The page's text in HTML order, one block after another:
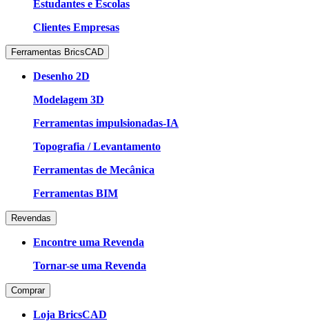
Estudantes e Escolas
Clientes Empresas
Ferramentas BricsCAD
Desenho 2D
Modelagem 3D
Ferramentas impulsionadas-IA
Topografia / Levantamento
Ferramentas de Mecânica
Ferramentas BIM
Revendas
Encontre uma Revenda
Tornar-se uma Revenda
Comprar
Loja BricsCAD